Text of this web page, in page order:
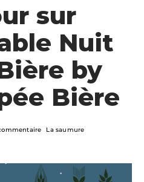
sur
Nuit
by
Bière
La saumure